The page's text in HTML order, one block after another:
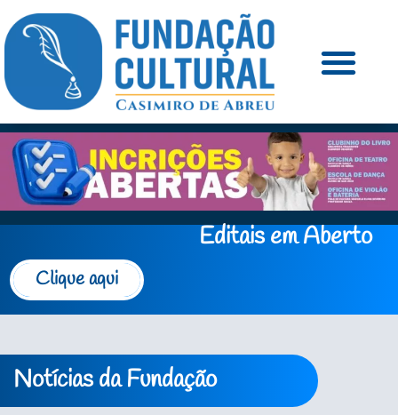
Editais em Aberto
Clique aqui
Notícias da Fundação